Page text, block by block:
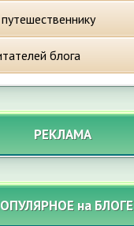
блога
РЕКЛАМА
на БЛОГЕ